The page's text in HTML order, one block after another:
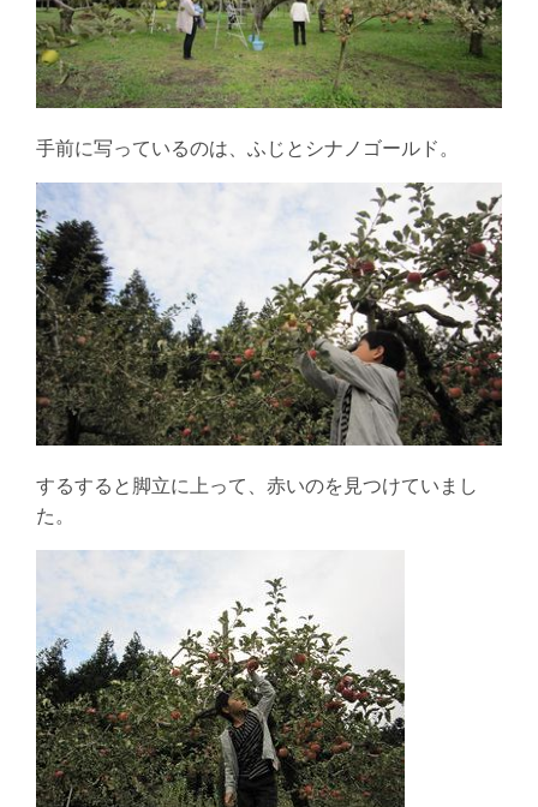
手前に写っているのは、ふじとシナノゴールド。
するすると脚立に上って、赤いのを見つけていまし
た。